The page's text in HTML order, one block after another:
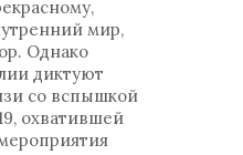
мир,
Однако
диктуют
со вспышкой
охватившей